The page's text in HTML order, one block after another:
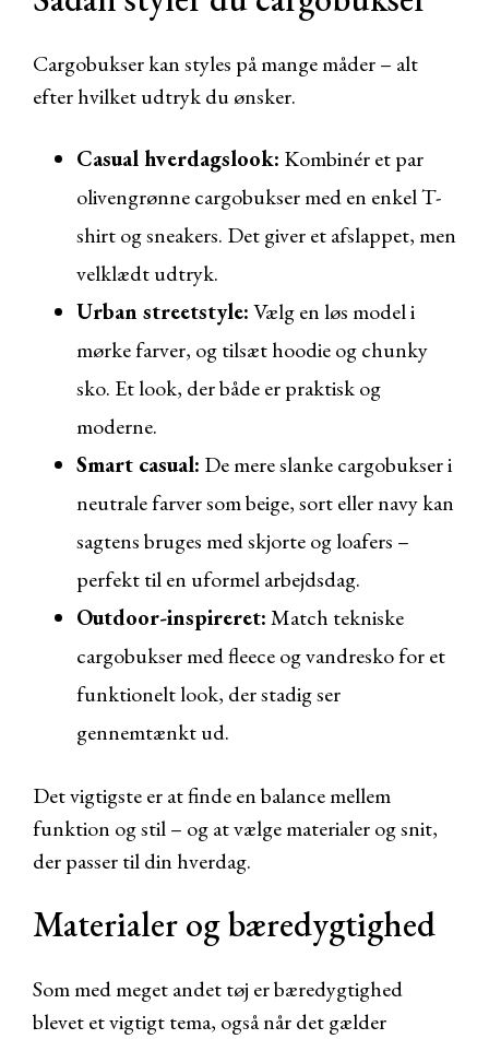
Cargobukser kan styles på mange måder – alt
efter hvilket udtryk du ønsker.
Casual hverdagslook: Kombinér et par
olivengrønne cargobukser med en enkel T-
shirt og sneakers. Det giver et afslappet, men
velklædt udtryk.
Urban streetstyle:Vælg en løs model i
mørke farver, og tilsæt hoodie og chunky
sko. Et look, der både er praktisk og
moderne.
Smart casual: De mere slanke cargobukser i
neutrale farver som beige, sort eller navy kan
sagtens bruges med skjorte og loafers –
perfekt til en uformel arbejdsdag.
Outdoor-inspireret:Match tekniske
cargobukser med fleece og vandresko for et
funktionelt look, der stadig ser
gennemtænkt ud.
Det vigtigste er at finde en balance mellem
funktion og stil – og at vælge materialer og snit,
der passer til din hverdag.
Materialer og bæredygtighed
Som med meget andet tøj er bæredygtighed
blevet et vigtigt tema, også når det gælder